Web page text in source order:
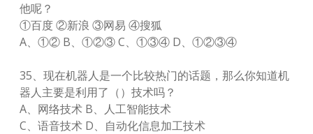
他呢？
①百度 ②新浪 ③网易 ④搜狐
A、①② B、①②③ C、①③④ D、①②③④
35、现在机器人是一个比较热门的话题，那么你知道机
器人主要是利用了（）技术吗？
A、网络技术 B、人工智能技术
C、语音技术 D、自动化信息加工技术